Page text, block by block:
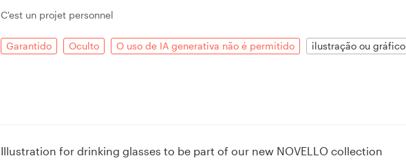
C'est un projet personnel
Garantido Oculto O uso de IA generativa não é permitido ilustração ou gráfico
Illustration for drinking glasses to be part of our new NOVELLO collection